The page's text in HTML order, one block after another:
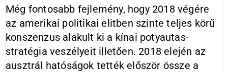
Még fontosabb fejlemény, hogy 2018 végére
az amerikai politikai elitben szinte teljes körű
konszenzus alakult ki a kínai potyautas-
stratégia veszélyeit illetően. 2018 elején az
ausztrál hatóságok tették először össze a